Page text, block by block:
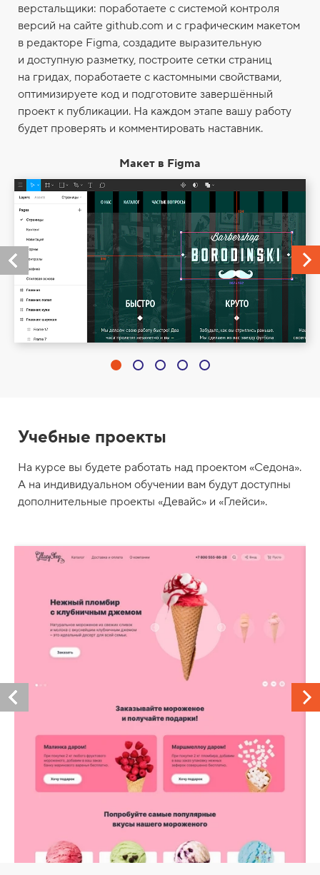
верстальщики: поработаете с системой контроля
версий на сайте github.com и с графическим макетом
в редакторе Figma, создадите выразительную
и доступную разметку, построите сетки страниц
на гридах, поработаете с кастомными свойствами,
оптимизируете код и подготовите завершённый
проект к публикации. На каждом этапе вашу работу
будет проверять и комментировать наставник.
Макет в Figma
Учебные проекты
На курсе вы будете работать над проектом «Седона».
А на индивидуальном обучении вам будут доступны
дополнительные проекты «Девайс» и «Глейси».